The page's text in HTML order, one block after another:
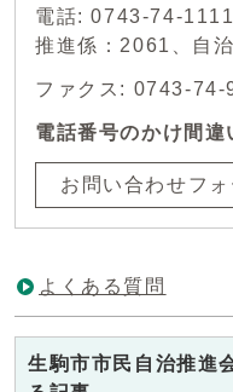
電話: 0743-74-
推進係：2061、自
ファクス: 0743-74-
電話番号のかけ間違
お問い合わせフォ
よくある質問
生駒市市民自治推進